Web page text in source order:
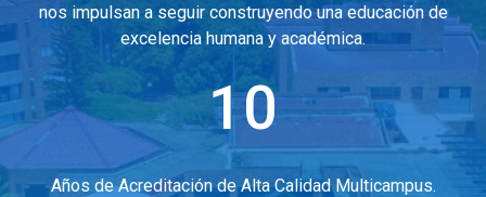
nos impulsan a seguir construyendo una educación de
excelencia humana y académica.
10
Años de Acreditación de Alta Calidad Multicampus.